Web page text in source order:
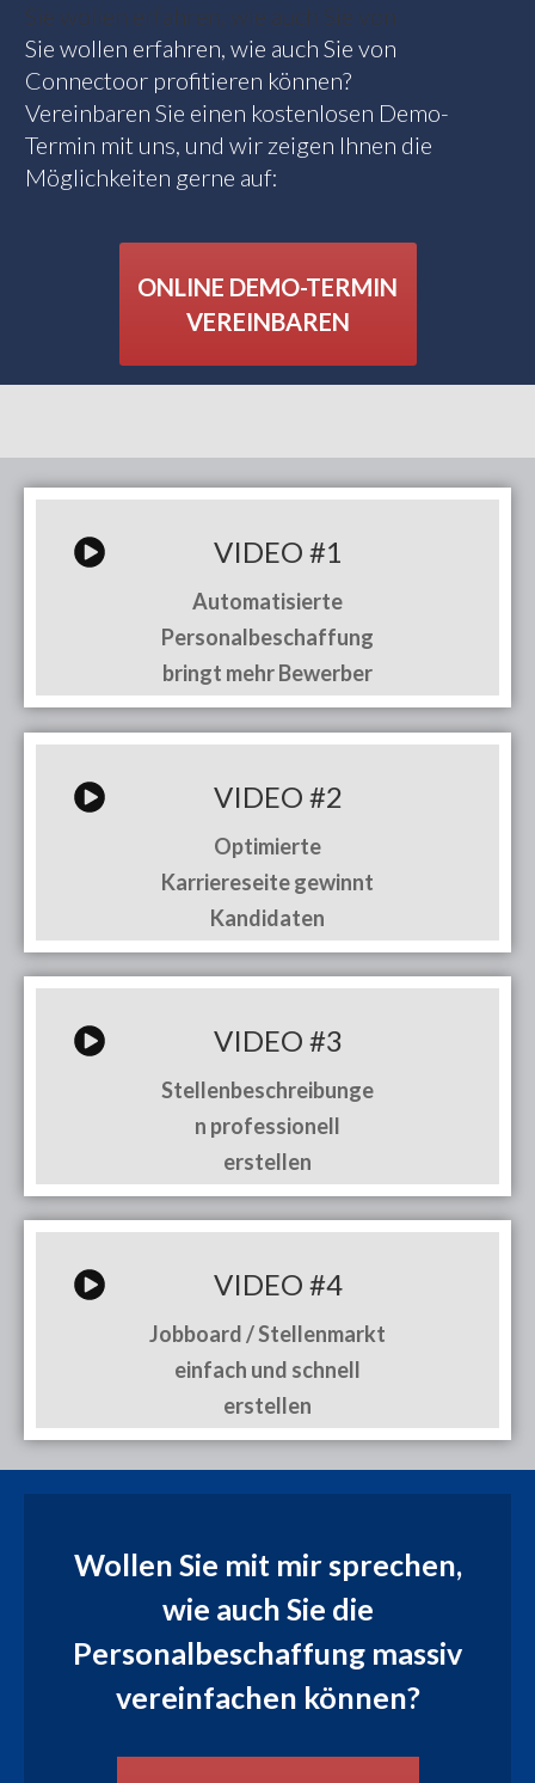
Sie wollen erfahren, wie auch Sie von
Sie wollen erfahren, wie auch Sie von
Connectoor profitieren können?
Vereinbaren Sie einen kostenlosen Demo-
Termin mit uns, und wir zeigen Ihnen die
Möglichkeiten gerne auf:
ONLINE DEMO-TERMIN
VEREINBAREN
VIDEO #1
Automatisierte
Personalbeschaffung
bringt mehr Bewerber
VIDEO #2
Optimierte
Karriereseite gewinnt
Kandidaten
VIDEO #3
Stellenbeschreibunge
n professionell
erstellen
VIDEO #4
Jobboard / Stellenmarkt
einfach und schnell
erstellen
Wollen Sie mit mir sprechen,
wie auch Sie die
Personalbeschaffung massiv
vereinfachen können?